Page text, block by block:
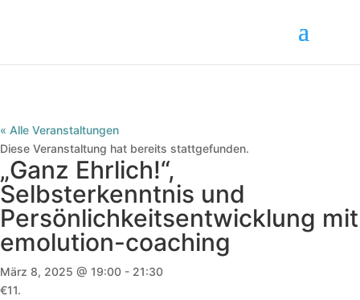
« Alle Veranstaltungen
Diese Veranstaltung hat bereits stattgefunden.
„Ganz Ehrlich!“,
Selbsterkenntnis und
Persönlichkeitsentwicklung mit
emolution-coaching
März 8, 2025 @ 19:00 - 21:30
€11.